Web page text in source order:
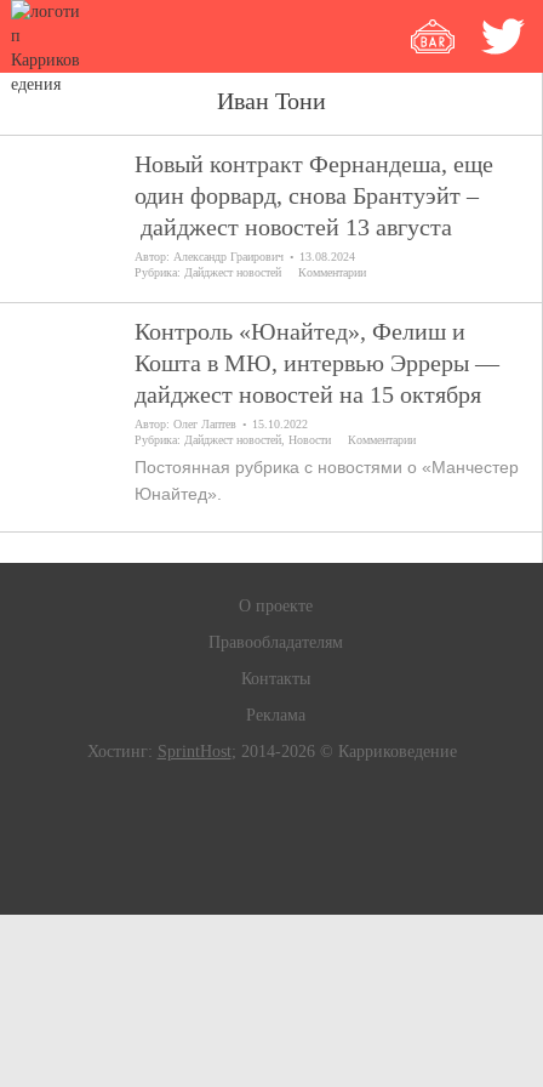
Иван Тони
Новый контракт Фернандеша, еще
один форвард, снова Брантуэйт –
дайджест новостей 13 августа
Автор: Александр Граирович
13.08.2024
Рубрика: Дайджест новостей Комментарии
Контроль «Юнайтед», Фелиш и
Кошта в МЮ, интервью Эрреры —
дайджест новостей на 15 октября
Автор:Олег Лаптев
15.10.2022
Рубрика:Дайджест новостей,Новости Комментарии
Постоянная рубрика с новостями о «Манчестер
Юнайтед».
О проекте
Правообладателям
Контакты
Реклама
Хостинг: SprintHost; 2014-2026 © Карриковедение